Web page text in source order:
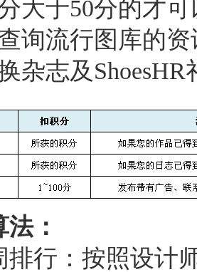
大于50分的才
询流行图库的资
杂志及ShoesHR
：
行： 按照设计